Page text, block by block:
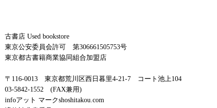
古書店 Used bookstore
東京公安委員会許可 第306661505753号
東京都古書籍商業協同組合加盟店
〒116-0013 東京都荒川区西日暮里4-21-7 コート池上104
03-5842-1552 (FAX兼用)
infoアット マークshoshitakou.com